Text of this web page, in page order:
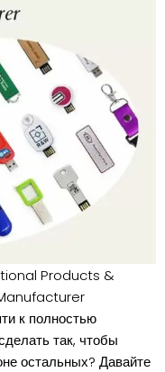
Products &
к полностью
так, чтобы
остальных? Давайте